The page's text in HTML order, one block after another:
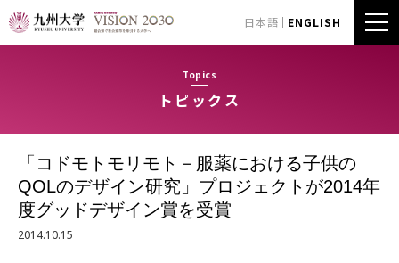
日本語 ENGLISH
Topics
トピックス
「コドモトモリモト－服薬における子供の
QOLのデザイン研究」プロジェクトが2014年
度グッドデザイン賞を受賞
2014.10.15